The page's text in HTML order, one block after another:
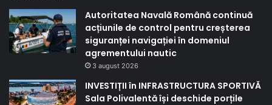
Autoritatea Navală Română continuă
acțiunile de control pentru creșterea
siguranței navigației în domeniul
agrementului nautic
3 august 2026
INVESTIȚII în INFRASTRUCTURA SPORTIVĂ
Sala Polivalentă își deschide porțile